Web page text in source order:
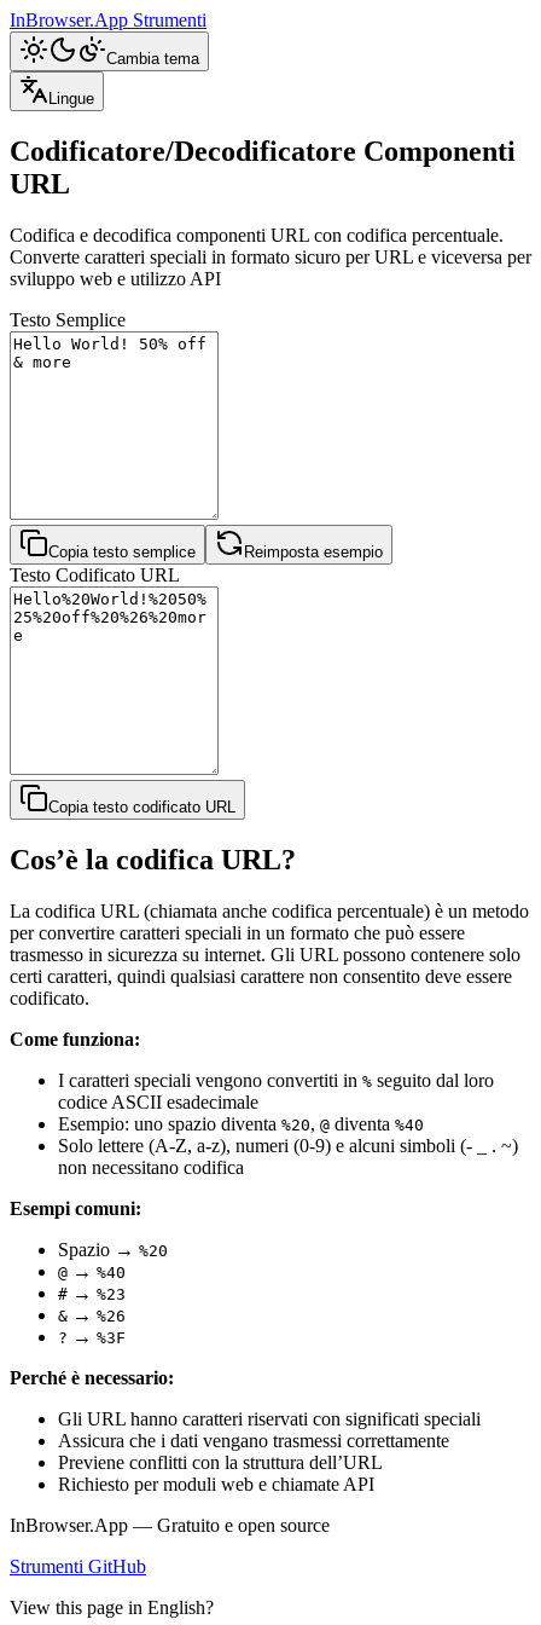
InBrowser.App Strumenti
Cambia tema
Lingue
Codificatore/Decodificatore Componenti
URL
Codifica e decodifica componenti URL con codifica percentuale.
Converte caratteri speciali in formato sicuro per URL e viceversa per
sviluppo web e utilizzo API
Testo Semplice
Copia testo semplice Reimposta esempio
Testo Codificato URL
Copia testo codificato URL
Cos’è la codifica URL?
La codifica URL (chiamata anche codifica percentuale) è un metodo
per convertire caratteri speciali in un formato che può essere
trasmesso in sicurezza su internet. Gli URL possono contenere solo
certi caratteri, quindi qualsiasi carattere non consentito deve essere
codificato.
Come funziona:
I caratteri speciali vengono convertiti in % seguito dal loro
codice ASCII esadecimale
Esempio: uno spazio diventa %20, @ diventa %40
Solo lettere (A-Z, a-z), numeri (0-9) e alcuni simboli (- _ . ~)
non necessitano codifica
Esempi comuni:
Spazio → %20
@ → %40
# → %23
& → %26
? → %3F
Perché è necessario:
Gli URL hanno caratteri riservati con significati speciali
Assicura che i dati vengano trasmessi correttamente
Previene conflitti con la struttura dell’URL
Richiesto per moduli web e chiamate API
InBrowser.App — Gratuito e open source
Strumenti GitHub
View this page in English?